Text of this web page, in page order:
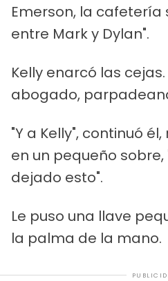
Emerson, la cafetería
entre Mark y Dylan".
Kelly enarcó las
abogado,
"Y a Kelly", continuó
en un pequeño
dejado esto".
Le puso una llave
la palma de la mano.